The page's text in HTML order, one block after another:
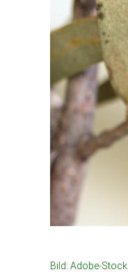
Bild: Adobe-Stock